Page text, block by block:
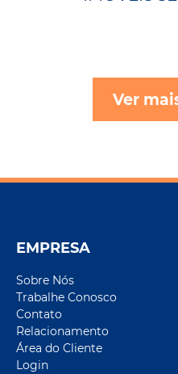
Ver
EMPRESA
Sobre Nós
Trabalhe Conosco
Contato
Relacionamento
Área do Cliente
Login